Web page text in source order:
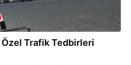
Özel Trafik Tedbirleri